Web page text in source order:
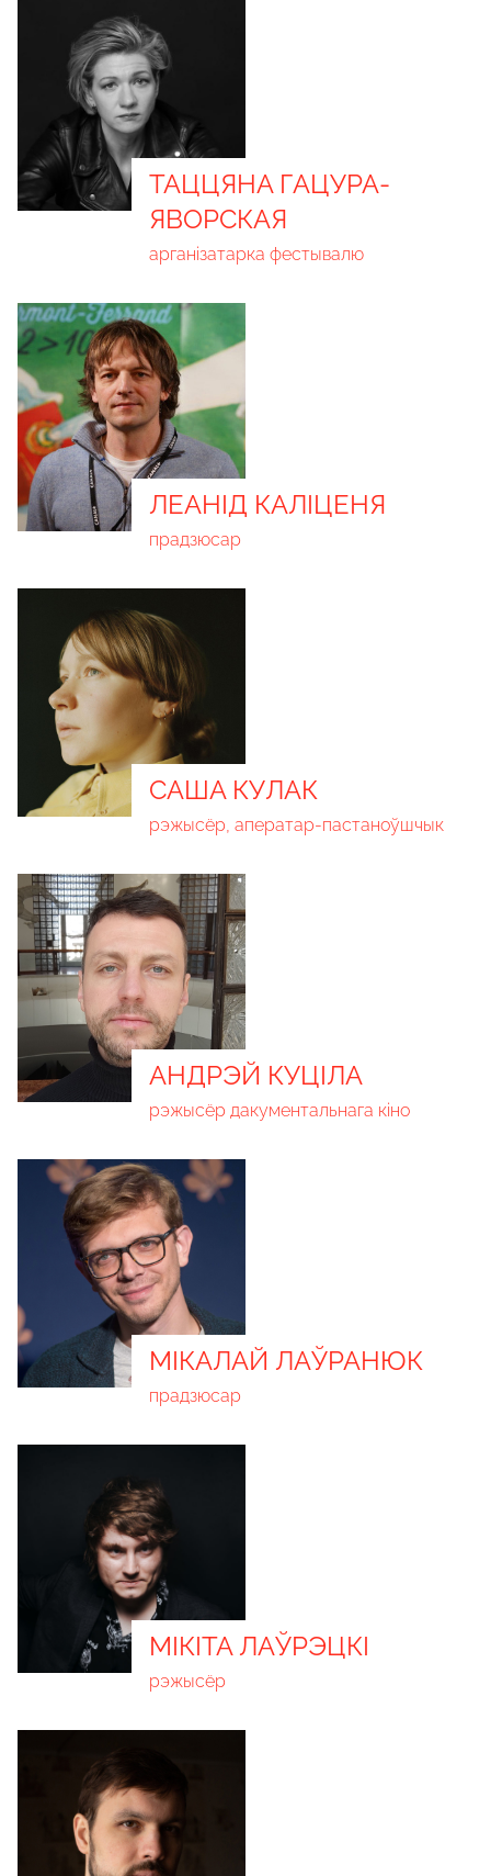
ТАЦЦЯНА ГАЦУРА-
ЯВОРСКАЯ
арганізатарка фестывалю
ЛЕАНІД КАЛІЦЕНЯ
прадзюсар
САША КУЛАК
рэжысёр, аператар-пастаноўшчык
АНДРЭЙ КУЦІЛА
рэжысёр дакументальнага кіно
МІКАЛАЙ ЛАЎРАНЮК
прадзюсар
МІКІТА ЛАЎРЭЦКІ
рэжысёр